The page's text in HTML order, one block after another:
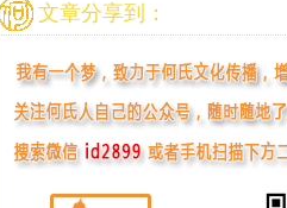
文章分享到：